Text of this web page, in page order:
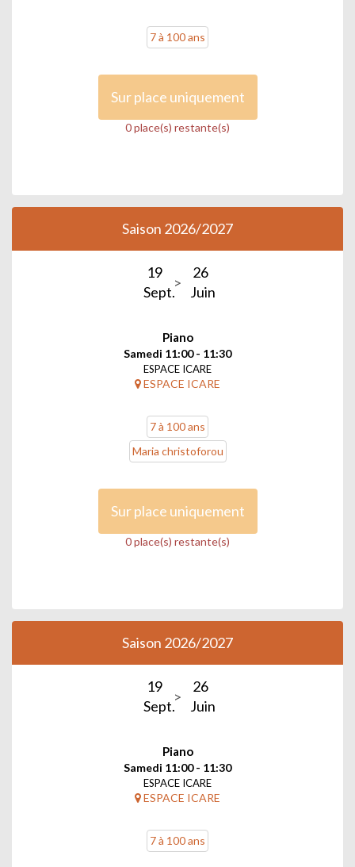
7 à 100 ans
Sur place uniquement
0 place(s) restante(s)
Saison 2026/2027
19
Sept.
26
Juin
Piano
Samedi 11:00 - 11:30
ESPACE ICARE
ESPACE ICARE
7 à 100 ans
Maria christoforou
Sur place uniquement
0 place(s) restante(s)
Saison 2026/2027
19
Sept.
26
Juin
Piano
Samedi 11:00 - 11:30
ESPACE ICARE
ESPACE ICARE
7 à 100 ans